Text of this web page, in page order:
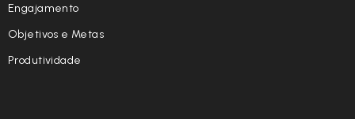
Engajamento
Objetivos e Metas
Produtividade